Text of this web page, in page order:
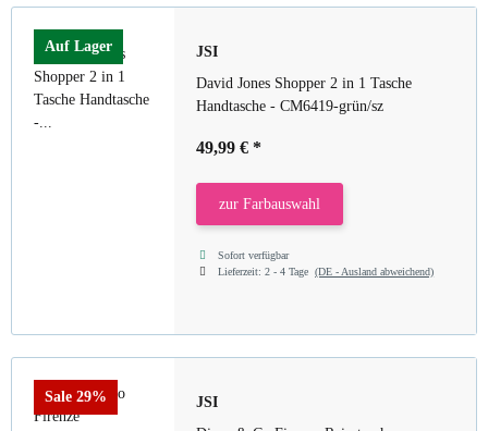
Auf Lager
JSI
David Jones Shopper 2 in 1 Tasche
Handtasche - CM6419-grün/sz
49,99 € *
zur Farbauswahl
Sofort verfügbar
Lieferzeit:2 - 4 Tage(DE - Ausland abweichend)
Sale 29%
JSI